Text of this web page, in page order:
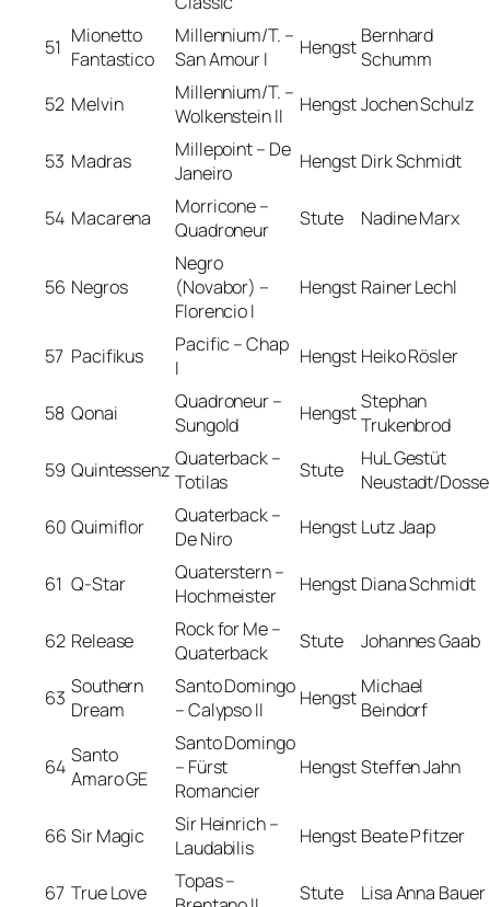
51 Mionetto
Fantastico
Millennium/T. –
San Amour I
Hengst Bernhard
Schumm
52 Melvin
Millennium/T. –
Wolkenstein II
Hengst Jochen Schulz
53 Madras
Millepoint – De
Janeiro
Hengst Dirk Schmidt
54 Macarena
Morricone –
Quadroneur
Stute Nadine Marx
56 Negros
Negro
(Novabor) –
Florencio I
Hengst Rainer Lechl
57 Pacifikus
Pacific – Chap
I
Hengst Heiko Rösler
58 Qonai
Quadroneur –
Sungold
Hengst Stephan
Trukenbrod
59 Quintessenz Quaterback –
Totilas
Stute
HuL Gestüt
Neustadt/Dosse
60 Quimiflor
Quaterback –
De Niro
Hengst Lutz Jaap
61 Q-Star
Quaterstern –
Hochmeister
Hengst Diana Schmidt
62 Release
Rock for Me –
Quaterback
Stute Johannes Gaab
63 Southern
Dream
Santo Domingo
– Calypso II
Hengst Michael
Beindorf
64 Santo
Amaro GE
Santo Domingo
– Fürst
Romancier
Hengst Steffen Jahn
66 Sir Magic
Sir Heinrich –
Laudabilis
Hengst Beate Pfitzer
67 True Love
Topas –
Stute Lisa Anna Bauer